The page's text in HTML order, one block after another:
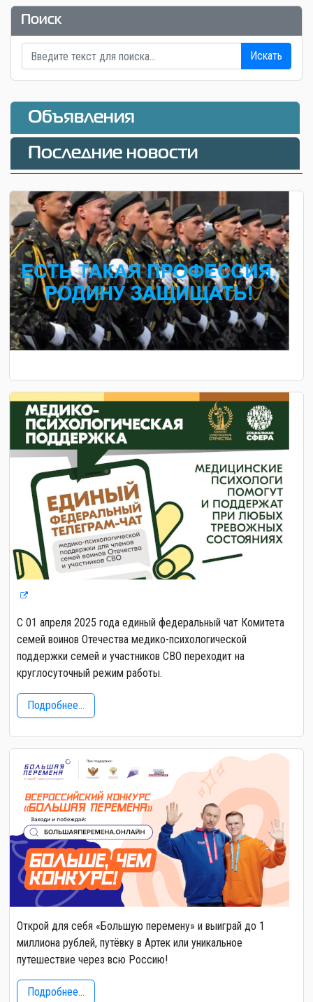
Поиск
Искать
Объявления
Последние новости
С 01 апреля 2025 года единый федеральный чат Комитета
семей воинов Отечества медико-психологической
поддержки семей и участников СВО переходит на
круглосуточный режим работы.
Подробнее...
Открой для себя «Большую перемену» и выиграй до 1
миллиона рублей, путёвку в Артек или уникальное
путешествие через всю Россию!
Подробнее...